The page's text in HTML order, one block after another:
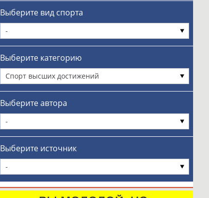
Выберите вид спорта
-
Выберите категорию
Спорт высших достижений
Выберите автора
-
Выберите источник
-